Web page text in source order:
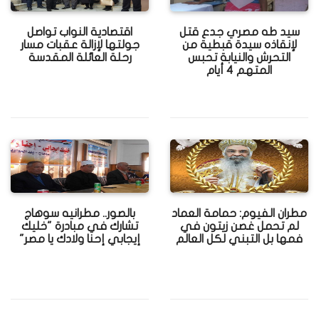
سيد طه مصري جدع قتل
لإنقاذه سيدة قبطية من
التحرش والنيابة تحبس
المتهم 4 أيام
اقتصادية النواب تواصل
جولتها لإزالة عقبات مسار
رحلة العائلة المقدسة
مطران الفيوم: حمامة العماد
لم تحمل غصن زيتون في
فمها بل التبني لكل العالم
بالصور.. مطرانيه سوهاج
تشارك في مبادرة "خليك
إيجابي إحنا ولادك يا مصر"